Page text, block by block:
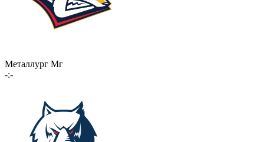
Металлург Мг
-:-